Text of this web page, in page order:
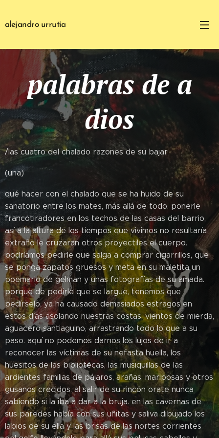
alejandro urrutia
palabras de a
dios
/las cuatro del chalado razones de su bajar
(una)
qué hacer con el chalado que se ha huido de su
sanatorio entre los mates, más allá de todo. ponerle
francotiradores en los techos de las casas del barrio,
así a la altura de los tiempos que vivimos no resultaría
extraño le cruzaran otros proyectiles el cuerpo.
podríamos pedirle que salga a comprar cigarrillos, que
se ponga zapatos gruesos y meta en su maletita un
poemario de gelman y unas fotografías de su amada.
porque de pedirle que se largue, tenemos que
pedírselo. ya ha causado demasiados estragos en
estos días asolando nuestras costas, vientos de mierda,
aguacero santiaguino, arrastrando todo lo que a su
paso. aquí no podemos darnos los lujos de ir a
reconocer las víctimas de su nefasta huella, los
huesitos de las bibliotecas, las musiquillas de las
ardientes familias de pájaros, arañas, mariposas y otros
gusanos crecidos. al salir de su rincón orate nunca
sabiendo si la iba a dar a la bruja. en las cavernas de
sus paredes había con sus uñitas y saliva dibujado los
labios de su ella y las brisas de las nortes corrientes